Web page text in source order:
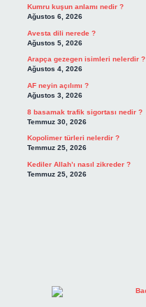
Kumru kuşun anlamı nedir ?
Ağustos 6, 2026
Avesta dili nerede ?
Ağustos 5, 2026
Arapça gezegen isimleri nelerdir ?
Ağustos 4, 2026
AF neyin açılımı ?
Ağustos 3, 2026
8 basamak trafik sigortası nedir ?
Temmuz 30, 2026
Kopolimer türleri nelerdir ?
Temmuz 25, 2026
Kediler Allah’ı nasıl zikreder ?
Temmuz 25, 2026